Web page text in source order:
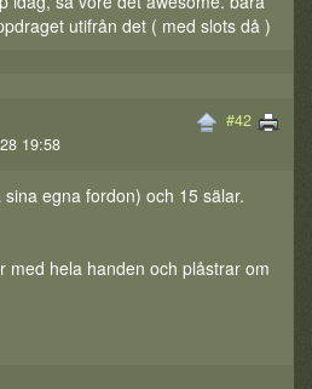
utifrån det ( med slots då )
#42
19:58
egna fordon) och 15 sälar.
med hela handen och plåstrar om